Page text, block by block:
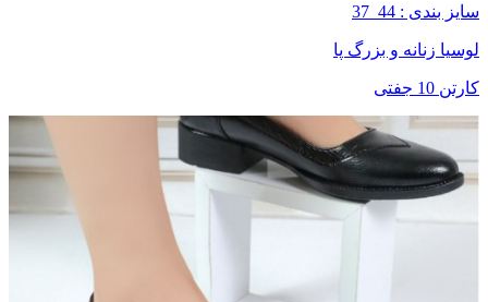
سایز بندی : 44_37
لوسیا زنانه و بزرگ پا
کارتن 10 جفتی